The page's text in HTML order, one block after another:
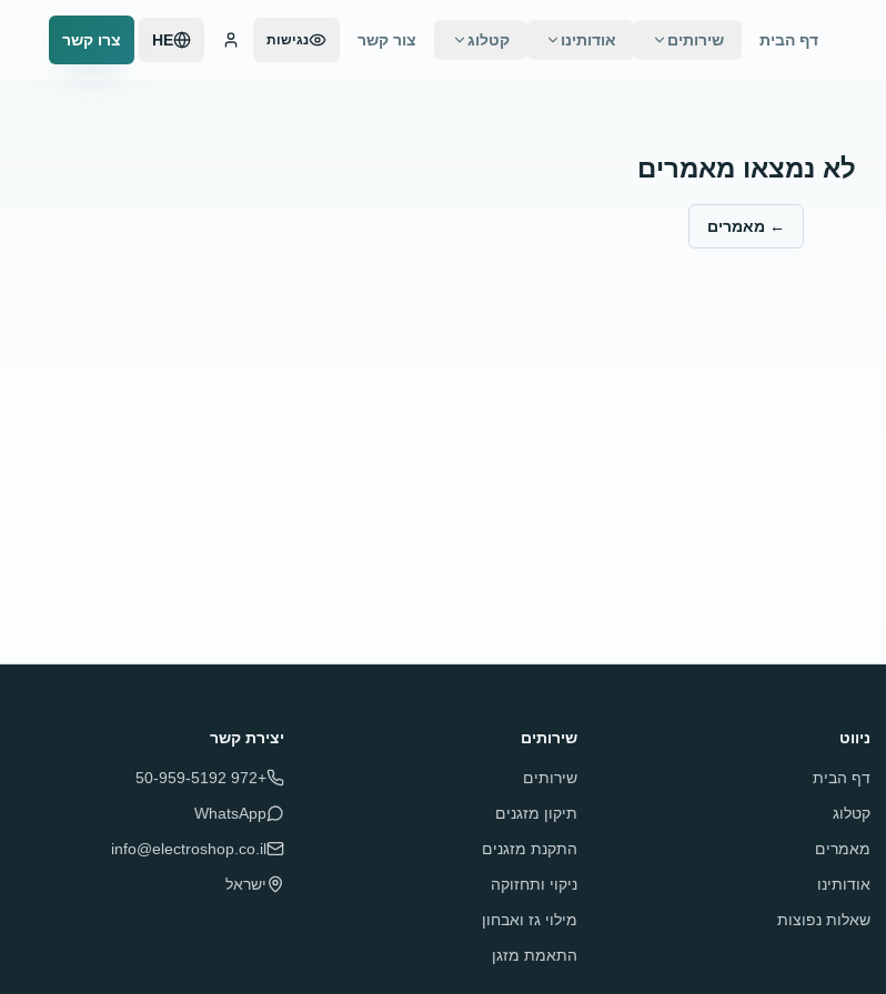
דף הבית שירותים אודותינו קטלוג צור קשר נגישות HE צרו קשר
לא נמצאו מאמרים
← מאמרים
ניווט
דף הבית
קטלוג
מאמרים
אודותינו
שאלות נפוצות
שירותים
שירותים
תיקון מזגנים
התקנת מזגנים
ניקוי ותחזוקה
מילוי גז ואבחון
התאמת מזגן
יצירת קשר
+972 50-959-5192
WhatsApp
info@electroshop.co.il
ישראל